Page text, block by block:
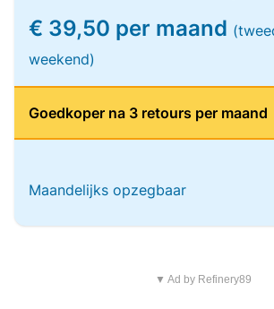
€ 39,50 per maand
weekend)
Goedkoper na 3 retours per maand
Maandelijks opzegbaar
▼ Ad by Refinery89